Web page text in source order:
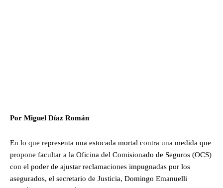
Por Miguel Díaz Román
En lo que representa una estocada mortal contra una medida que
propone facultar a la Oficina del Comisionado de Seguros (OCS)
con el poder de ajustar reclamaciones impugnadas por los
asegurados, el secretario de Justicia, Domingo Emanuelli